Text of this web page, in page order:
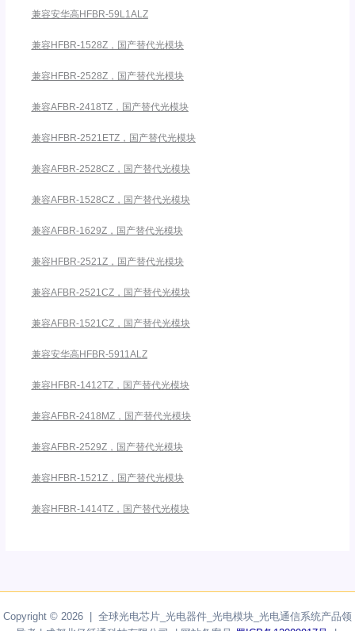
兼容安华高HFBR-59L1ALZ
兼容HFBR-1528Z，国产替代光模块
兼容HFBR-2528Z，国产替代光模块
兼容AFBR-2418TZ，国产替代光模块
兼容HFBR-2521ETZ，国产替代光模块
兼容AFBR-2528CZ，国产替代光模块
兼容AFBR-1528CZ，国产替代光模块
兼容AFBR-1629Z，国产替代光模块
兼容HFBR-2521Z，国产替代光模块
兼容AFBR-2521CZ，国产替代光模块
兼容AFBR-1521CZ，国产替代光模块
兼容安华高HFBR-5911ALZ
兼容HFBR-1412TZ，国产替代光模块
兼容AFBR-2418MZ，国产替代光模块
兼容AFBR-2529Z，国产替代光模块
兼容HFBR-1521Z，国产替代光模块
兼容HFBR-1414TZ，国产替代光模块
Copyright © 2026 | 全球光电芯片_光电器件_光电模块_光电通信系统产品领